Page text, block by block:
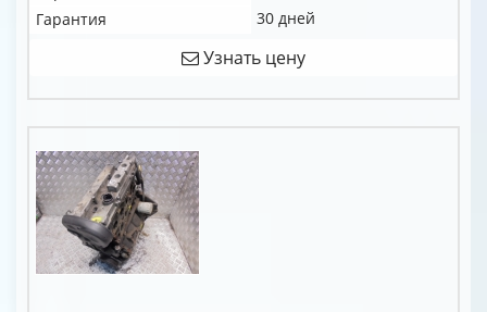
Гарантия
30 дней
Узнать цену